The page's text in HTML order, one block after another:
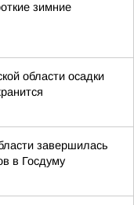
зимние
области осадки
завершилась
в Госдуму